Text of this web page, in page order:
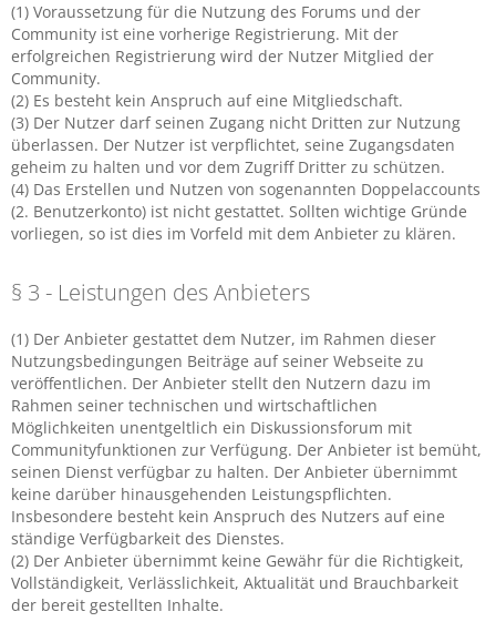
(1) Voraussetzung für die Nutzung des Forums und der
Community ist eine vorherige Registrierung. Mit der
erfolgreichen Registrierung wird der Nutzer Mitglied der
Community.
(2) Es besteht kein Anspruch auf eine Mitgliedschaft.
(3) Der Nutzer darf seinen Zugang nicht Dritten zur Nutzung
überlassen. Der Nutzer ist verpflichtet, seine Zugangsdaten
geheim zu halten und vor dem Zugriff Dritter zu schützen.
(4) Das Erstellen und Nutzen von sogenannten Doppelaccounts
(2. Benutzerkonto) ist nicht gestattet. Sollten wichtige Gründe
vorliegen, so ist dies im Vorfeld mit dem Anbieter zu klären.
§ 3 - Leistungen des Anbieters
(1) Der Anbieter gestattet dem Nutzer, im Rahmen dieser
Nutzungsbedingungen Beiträge auf seiner Webseite zu
veröffentlichen. Der Anbieter stellt den Nutzern dazu im
Rahmen seiner technischen und wirtschaftlichen
Möglichkeiten unentgeltlich ein Diskussionsforum mit
Communityfunktionen zur Verfügung. Der Anbieter ist bemüht,
seinen Dienst verfügbar zu halten. Der Anbieter übernimmt
keine darüber hinausgehenden Leistungspflichten.
Insbesondere besteht kein Anspruch des Nutzers auf eine
ständige Verfügbarkeit des Dienstes.
(2) Der Anbieter übernimmt keine Gewähr für die Richtigkeit,
Vollständigkeit, Verlässlichkeit, Aktualität und Brauchbarkeit
der bereit gestellten Inhalte.